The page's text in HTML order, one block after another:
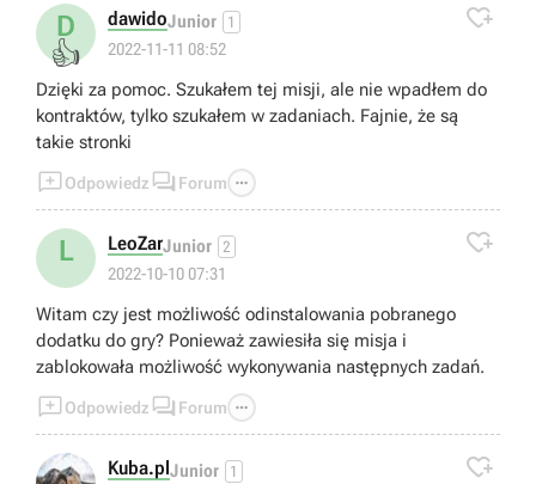
D
👍
dawidoJunior 1
2022-11-11 08:52

Dzięki za pomoc. Szukałem tej misji, ale nie wpadłem do
kontraktów, tylko szukałem w zadaniach. Fajnie, że są
takie stronki
Odpowiedz  Forum 
L LeoZarJunior 2
2022-10-10 07:31

Witam czy jest możliwość odinstalowania pobranego
dodatku do gry? Ponieważ zawiesiła się misja i
zablokowała możliwość wykonywania następnych zadań.
Odpowiedz  Forum 
Kuba.plJunior 1 